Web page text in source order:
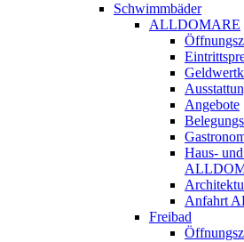
Schwimmbäder
ALLDOMARE
Angebote
Haus-
Anfahrt
Freibad